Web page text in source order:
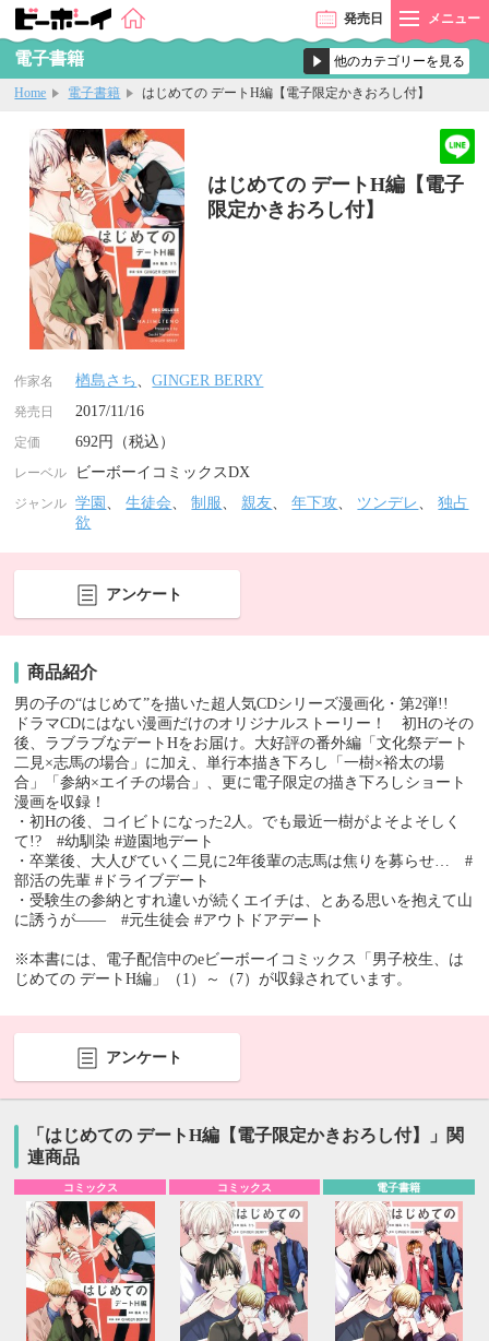
発売日 メニュー
電子書籍
Home 電子書籍 はじめての デートH編【電子限定かきおろし付】
はじめての デートH編【電子
限定かきおろし付】
作家名 楢島さち 、GINGER BERRY
発売日 2017/11/16
定価 692円（税込）
レーベル ビーボーイコミックスDX
ジャンル 学園 、生徒会、制服、親友、年下攻、 ツンデレ 、独占
欲
アンケート
商品紹介
男の子の“はじめて”を描いた超人気CDシリーズ漫画化・第2弾!!
ドラマCDにはない漫画だけのオリジナルストーリー！ 初Hのその
後、ラブラブなデートHをお届け。大好評の番外編「文化祭デート
二見×志馬の場合」に加え、単行本描き下ろし「一樹×裕太の場
合」「参納×エイチの場合」、更に電子限定の描き下ろしショート
漫画を収録！
・初Hの後、コイビトになった2人。でも最近一樹がよそよそしく
て!? #幼馴染 #遊園地デート
・卒業後、大人びていく二見に2年後輩の志馬は焦りを募らせ… #
部活の先輩 #ドライブデート
・受験生の参納とすれ違いが続くエイチは、とある思いを抱えて山
に誘うが―― #元生徒会 #アウトドアデート
※本書には、電子配信中のeビーボーイコミックス「男子校生、は
じめての デートH編」（1）～（7）が収録されています。
アンケート
「はじめての デートH編【電子限定かきおろし付】」関
連商品
コミックス コミックス 電子書籍